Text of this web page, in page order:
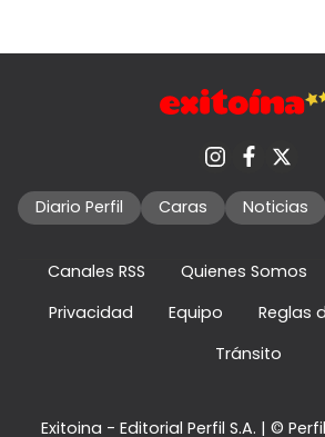
Diario Perfil Caras Noticias
Canales RSS Quienes Somos
Privacidad
Equipo
Reglas
Tránsito
Exitoina - Editorial Perfil S.A. | ©